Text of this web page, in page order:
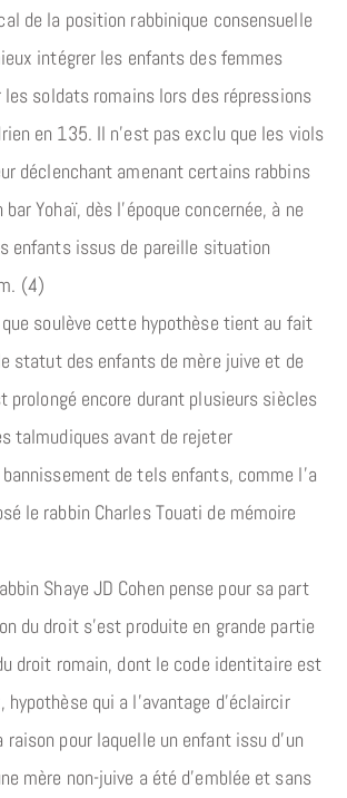
de la position rabbinique consensuelle
intégrer les enfants des femmes
les soldats romains lors des répressions
en 135. Il n’est pas exclu que les viols
déclenchant amenant certains rabbins
Yohaï, dès l’époque concernée, à ne
enfants issus de pareille situation
(4)
soulève cette hypothèse tient au fait
statut des enfants de mère juive et de
prolongé encore durant plusieurs siècles
talmudiques avant de rejeter
de tels enfants, comme l’a
le rabbin Charles Touati de mémoire
Shaye JD Cohen pense pour sa part
du droit s’est produite en grande partie
droit romain, dont le code identitaire est
qui a l’avantage d’éclaircir
pour laquelle un enfant issu d’un
mère non-juive a été d’emblée et sans